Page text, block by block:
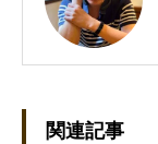
関連記事